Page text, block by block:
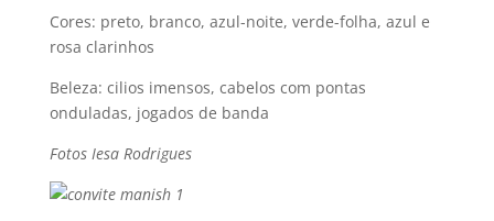
Cores: preto, branco, azul-noite, verde-folha, azul e
rosa clarinhos
Beleza: cilios imensos, cabelos com pontas
onduladas, jogados de banda
Fotos Iesa Rodrigues